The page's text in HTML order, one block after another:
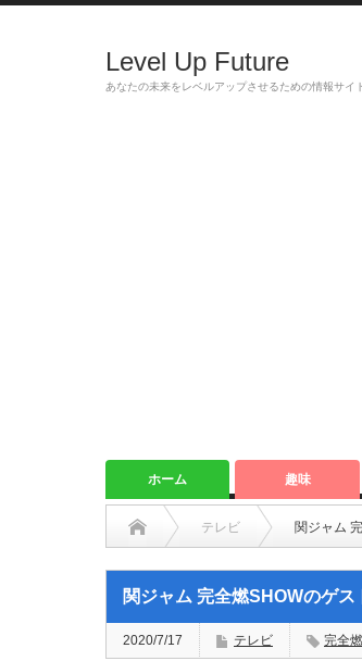
Level Up Future
あなたの未来をレベルアップさせるための情報サイ
ホーム 趣味
テレビ 関ジャム
関ジャム 完全燃SHOWのゲス
2020/7/17 テレビ 完全